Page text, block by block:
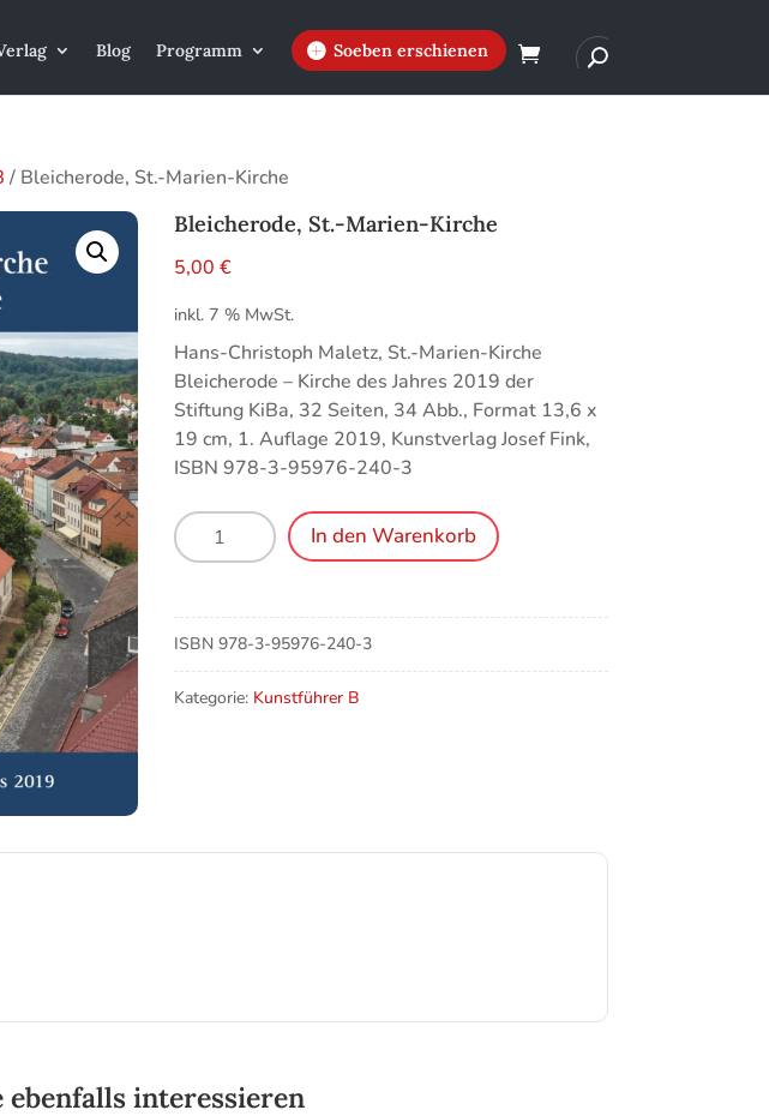
Blog Programm Soeben erschienen
/ Bleicherode, St.-Marien-Kirche
Bleicherode, St.-Marien-Kirche
5,00€
inkl. 7 % MwSt.
Hans-Christoph Maletz, St.-Marien-Kirche
Bleicherode – Kirche des Jahres 2019 der
Stiftung KiBa, 32 Seiten, 34 Abb., Format 13,6 x
19 cm, 1. Auflage 2019, Kunstverlag Josef Fink,
ISBN 978-3-95976-240-3
Bleicherode,
St.-
Kirche
Menge
In den Warenkorb
ISBN978-3-95976-240-3
Kategorie: Kunstführer B
ebenfalls interessieren